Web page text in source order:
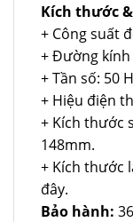
Kích thước
+ Công suất
+ Đường
+ Tần số: 50
+ Hiệu điện
+ Kích thước
148mm.
+ Kích thước
đây.
Bảo hành: